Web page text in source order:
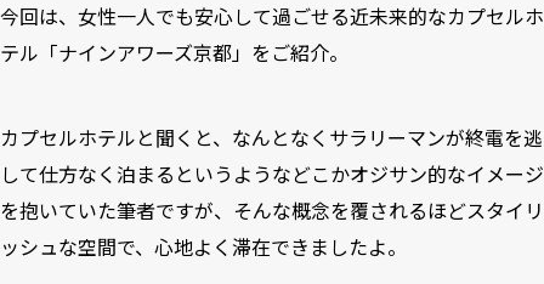
今回は、女性一人でも安心して過ごせる近未来的なカプセルホ
テル「ナインアワーズ京都」をご紹介。
カプセルホテルと聞くと、なんとなくサラリーマンが終電を逃
して仕方なく泊まるというようなどこかオジサン的なイメージ
を抱いていた筆者ですが、そんな概念を覆されるほどスタイリ
ッシュな空間で、心地よく滞在できましたよ。